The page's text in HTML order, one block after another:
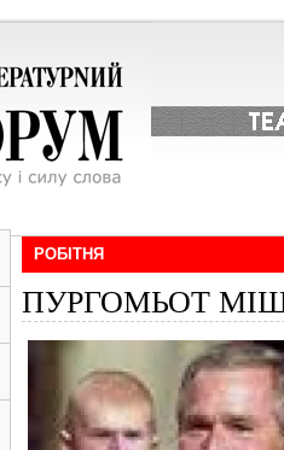
РОБІТНЯ
ПУРГОМЬОТ